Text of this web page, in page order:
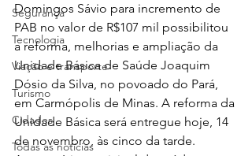
Segurança
Tecnologia
Viação e transporte
Turismo
Cidades
Todas as notícias
Domingos Sávio para incremento de
PAB no valor de R$107 mil possibilitou
a reforma, melhorias e ampliação da
Unidade Básica de Saúde Joaquim
Dósio da Silva, no povoado do Pará,
em Carmópolis de Minas. A reforma da
Unidade Básica será entregue hoje, 14
de novembro, às cinco da tarde.